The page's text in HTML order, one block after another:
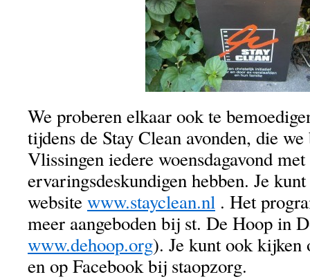
We proberen elkaar ook te
tijdens de Stay Clean avonden, die
Vlissingen iedere woensdagavond
ervaringsdeskundigen hebben. Je
websitewww.stayclean.nl . Het
meer aangeboden bij st. De Hoop in
www.dehoop.org). Je kunt ook
en op Facebook bij staopzorg.